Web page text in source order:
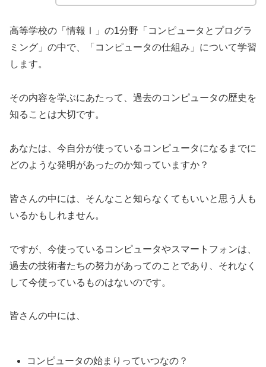
高等学校の「情報Ⅰ」の1分野「コンピュータとプログラ
ミング」の中で、「コンピュータの仕組み」について学習
します。
その内容を学ぶにあたって、過去のコンピュータの歴史を
知ることは大切です。
あなたは、今自分が使っているコンピュータになるまでに
どのような発明があったのか知っていますか？
皆さんの中には、そんなこと知らなくてもいいと思う人も
いるかもしれません。
ですが、今使っているコンピュータやスマートフォンは、
過去の技術者たちの努力があってのことであり、それなく
して今使っているものはないのです。
皆さんの中には、
コンピュータの始まりっていつなの？